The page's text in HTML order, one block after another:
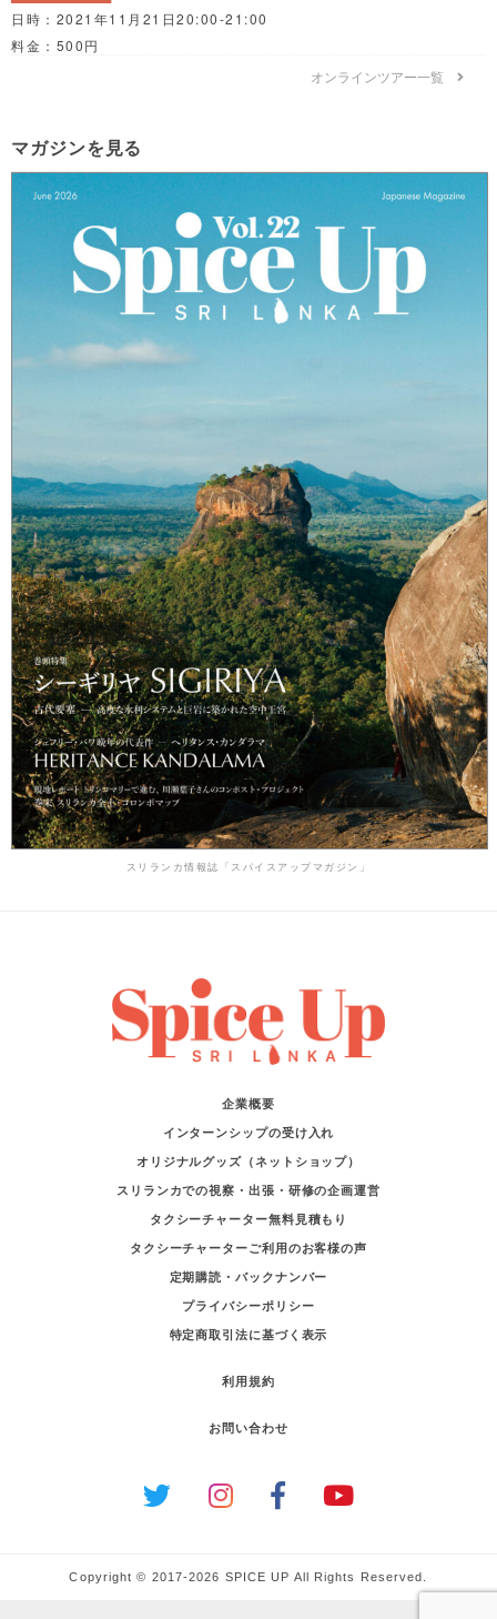
日時：2021年11月21日20:00-21:00
料金：500円
オンラインツアー一覧
マガジンを見る
スリランカ情報誌「スパイスアップマガジン」
企業概要
インターンシップの受け入れ
オリジナルグッズ（ネットショップ）
スリランカでの視察・出張・研修の企画運営
タクシーチャーター無料見積もり
タクシーチャーターご利用のお客様の声
定期購読・バックナンバー
プライバシーポリシー
特定商取引法に基づく表示
利用規約
お問い合わせ
Copyright © 2017-2026 SPICE UP All Rights Reserved.